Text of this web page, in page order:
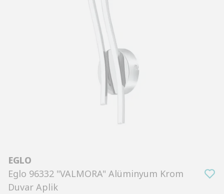
EGLO
Eglo 96332 "VALMORA" Alüminyum Krom
Duvar Aplik